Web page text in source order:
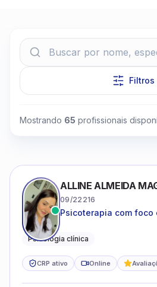
Filtros
Mostrando 65 profissionais
ALLINE ALMEIDA
09/22216
Psicoterapia com foco
adolescentes e adultos.
Psicologia clínica
CRP ativo Online